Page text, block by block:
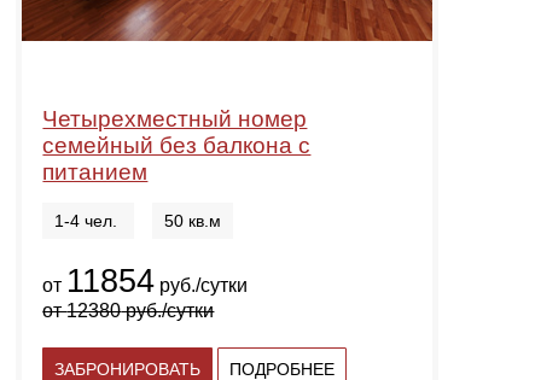
Четырехместный номер
семейный без балкона с
питанием
1-4 чел. 50 кв.м
от 11854 руб./сутки
от12380руб./сутки
ЗАБРОНИРОВАТЬ ПОДРОБНЕЕ